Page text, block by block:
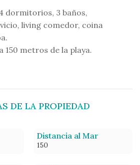
dormitorios, 3 baños,
living comedor, coina
150 metros de la playa.
DE LA PROPIEDAD
Distancia al Mar
150